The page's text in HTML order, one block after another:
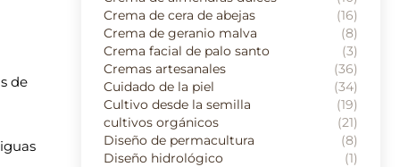
de
Crema de cera de abejas
(16)
Crema de geranio malva
(8)
Crema facial de palo santo
(3)
Cremas artesanales
(36)
Cuidado de la piel
(34)
Cultivo desde la semilla
(19)
cultivos orgánicos
(21)
Diseño de permacultura
(8)
Diseño hidrológico
(1)